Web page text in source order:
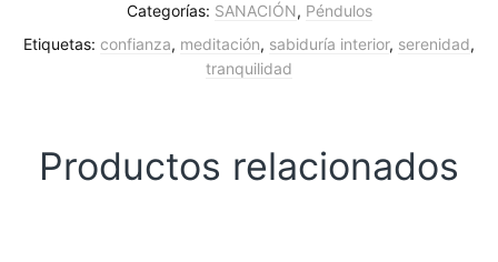
Categorías: SANACIÓN, Péndulos
Etiquetas: confianza, meditación, sabiduría interior, serenidad,
tranquilidad
Productos relacionados